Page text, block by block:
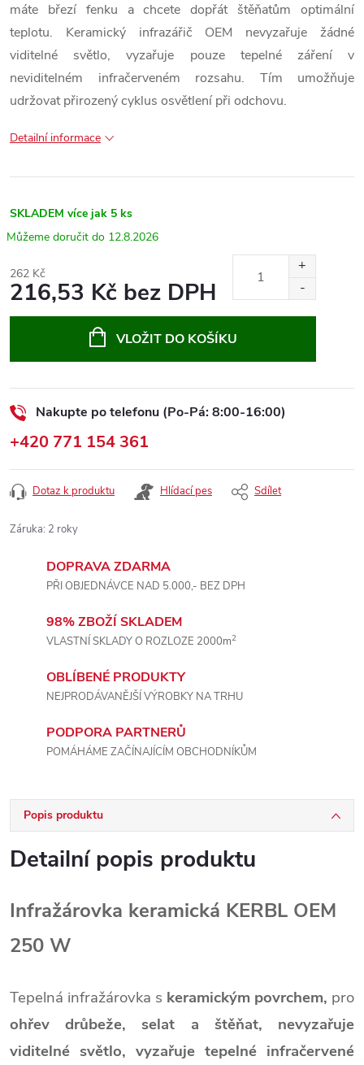
máte březí fenku a chcete dopřát štěňatům optimální
teplotu. Keramický infrazářič OEM nevyzařuje žádné
viditelné světlo, vyzařuje pouze tepelné záření v
neviditelném infračerveném rozsahu. Tím umožňuje
udržovat přirozený cyklus osvětlení při odchovu.
Detailní informace
SKLADEM více jak 5 ks
12.8.2026
262 Kč
216,53 Kč bez DPH
VLOŽIT DO KOŠÍKU
Nakupte po telefonu (Po-Pá: 8:00-16:00)
+420 771 154 361
Dotaz k produktu Hlídací pes Sdílet
Záruka: 2 roky
DOPRAVA ZDARMA
PŘI OBJEDNÁVCE NAD 5.000,- BEZ DPH
98% ZBOŽÍ SKLADEM
VLASTNÍ SKLADY O ROZLOZE 2000m2
OBLÍBENÉ PRODUKTY
NEJPRODÁVANĚJŠÍ VÝROBKY NA TRHU
PODPORA PARTNERŮ
POMÁHÁME ZAČÍNAJÍCÍM OBCHODNÍKŮM
Popis produktu
Detailní popis produktu
Infražárovka keramická KERBL OEM
250 W
Tepelná infražárovka s keramickým povrchem, pro
ohřev drůbeže, selat a štěňat, nevyzařuje
viditelné světlo, vyzařuje tepelné infračervené